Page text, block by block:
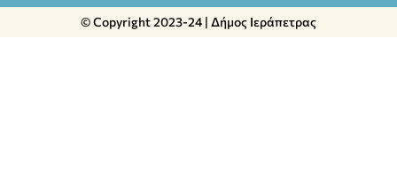
© Copyright 2023-24 | Δήμος Ιεράπετρας